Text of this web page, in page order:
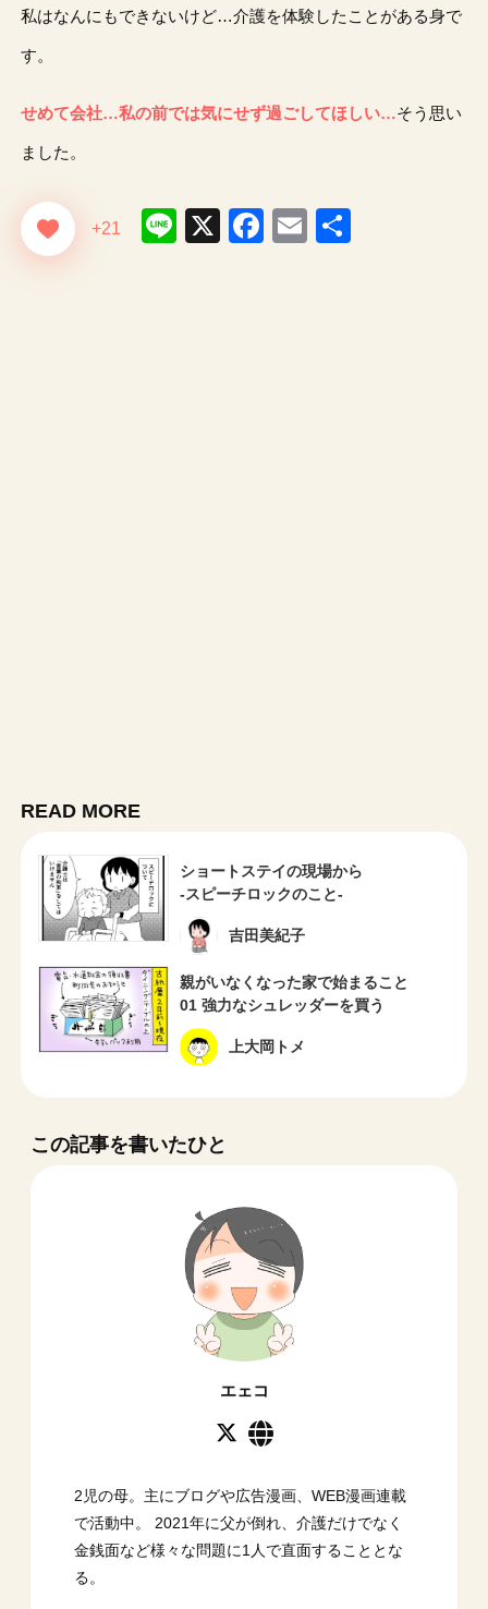
私はなんにもできないけど…介護を体験したことがある身で
す。
せめて会社…私の前では気にせず過ごしてほしい…そう思い
ました。
+21 Line
X Facebook
Email
READ MORE
ショートステイの現場から
-スピーチロックのこと-
吉田美紀子
親がいなくなった家で始まること
01 強力なシュレッダーを買う
上大岡トメ
この記事を書いたひと
エェコ
2児の母。主にブログや広告漫画、WEB漫画連載
で活動中。 2021年に父が倒れ、介護だけでなく
金銭面など様々な問題に1人で直面することとな
る。